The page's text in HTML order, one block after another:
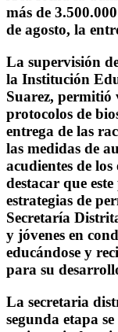
más de
de agosto, la
La supervisión
la Institución
Suarez, permitió
protocolos de
entrega de las
las medidas de
acudientes de
destacar que
estrategias de
Secretaría
y jóvenes en
educándose y
para su
La secretaria
segunda etapa